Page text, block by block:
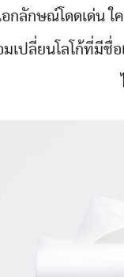
อกลักษณ์โดดเด่น
เปลี่ยนโลโก้ที่มีชื่